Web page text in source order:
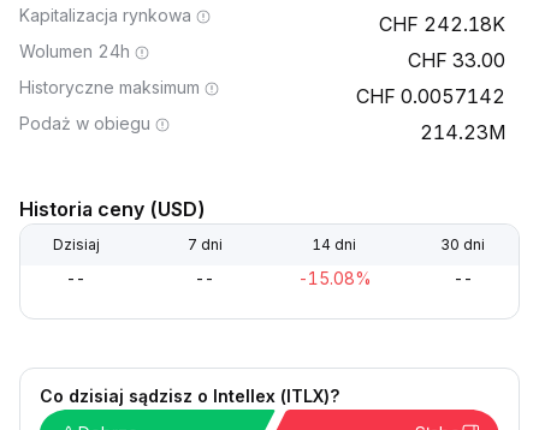
Kapitalizacja rynkowa 242.18K
Wolumen 24h 33.00
Historyczne maksimum 0.0057142
Podaż w obiegu 214.23M
Historia ceny (USD)
Dzisiaj 7 dni 14 dni 30 dni
-- -- -15.08% --
Co dzisiaj sądzisz o Intellex (ITLX)?